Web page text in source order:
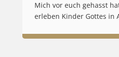
Mich vor euch gehasst
erleben Kinder Gottes in